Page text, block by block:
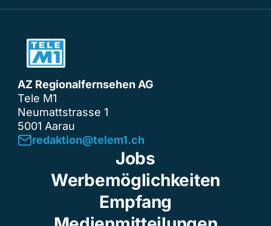
AZ Regionalfernsehen AG
Tele M1
Neumattstrasse 1
5001 Aarau
redaktion@telem1.ch
Jobs
Werbemöglichkeiten
Empfang